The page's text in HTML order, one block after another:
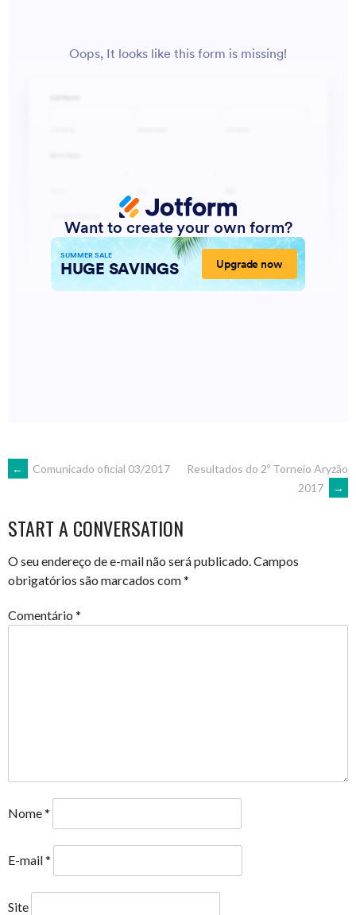
POST
NAVIGATION
← Comunicado oficial 03/2017
Resultados do 2º Torneio Aryzão
2017
→
START A CONVERSATION
O seu endereço de e-mail não será publicado. Campos
obrigatórios são marcados com*
Comentário *
Nome*
E-mail*
Site